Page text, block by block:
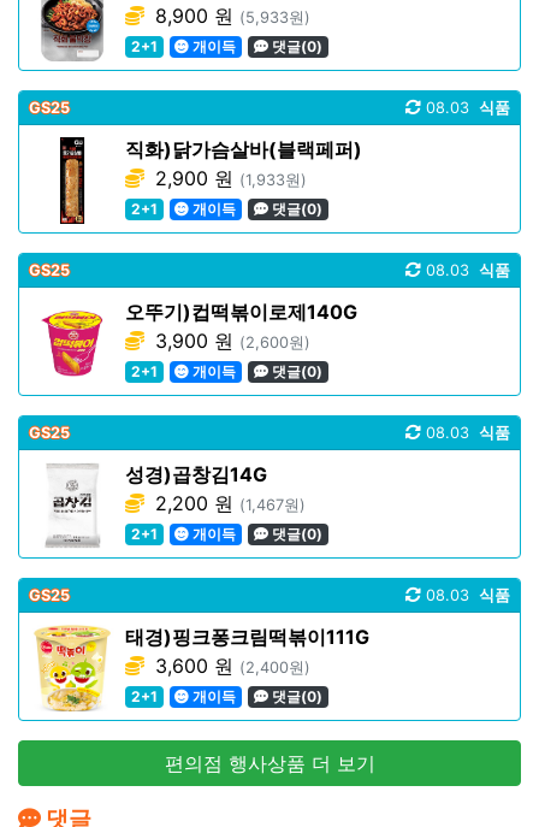
8,900 원 (5,933원)
2+1
개이득 댓글(0)
GS25 식품
08.03
직화)닭가슴살바(블랙페퍼)
2,900 원 (1,933원)
2+1
개이득 댓글(0)
GS25 식품
08.03
오뚜기)컵떡볶이로제140G
3,900 원 (2,600원)
2+1
개이득 댓글(0)
GS25 식품
08.03
성경)곱창김14G
2,200 원 (1,467원)
2+1
개이득 댓글(0)
GS25 식품
08.03
태경)핑크퐁크림떡볶이111G
3,600 원 (2,400원)
2+1
개이득 댓글(0)
편의점 행사상품 더 보기
댓글